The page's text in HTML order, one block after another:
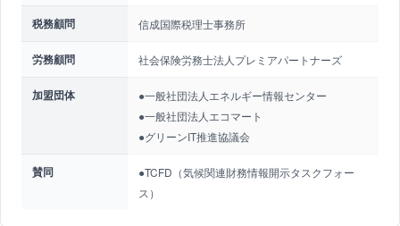
税務顧問 信成国際税理士事務所
労務顧問 社会保険労務士法人プレミアパートナーズ
加盟団体
●一般社団法人エネルギー情報センター
●一般社団法人エコマート
●グリーンIT推進協議会
賛同
●TCFD（気候関連財務情報開示タスクフォー
ス）